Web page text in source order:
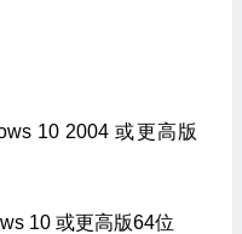
10 2004 或更高版
10 或更高版64位